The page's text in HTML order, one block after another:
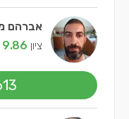
אברהם
ציון 9.86